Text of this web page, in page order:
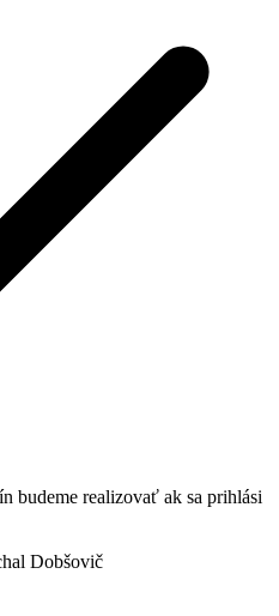
budeme realizovať ak sa prihlási